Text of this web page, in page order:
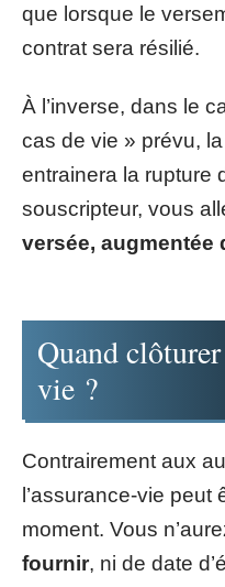
que lorsque le
contrat sera résilié.
À l’inverse, dans le
cas de vie » prévu,
entrainera la rupture
souscripteur, vous
versée, augmentée
Quand
vie ?
Contrairement aux
l’assurance-vie peut
moment. Vous
fournir, ni de date